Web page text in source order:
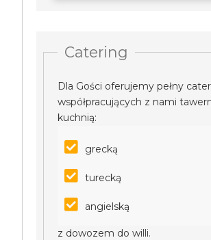
Catering
Dla Gości oferujemy pełny
współpracujących z nami
kuchnią:
grecką
turecką
angielską
z dowozem do willi.